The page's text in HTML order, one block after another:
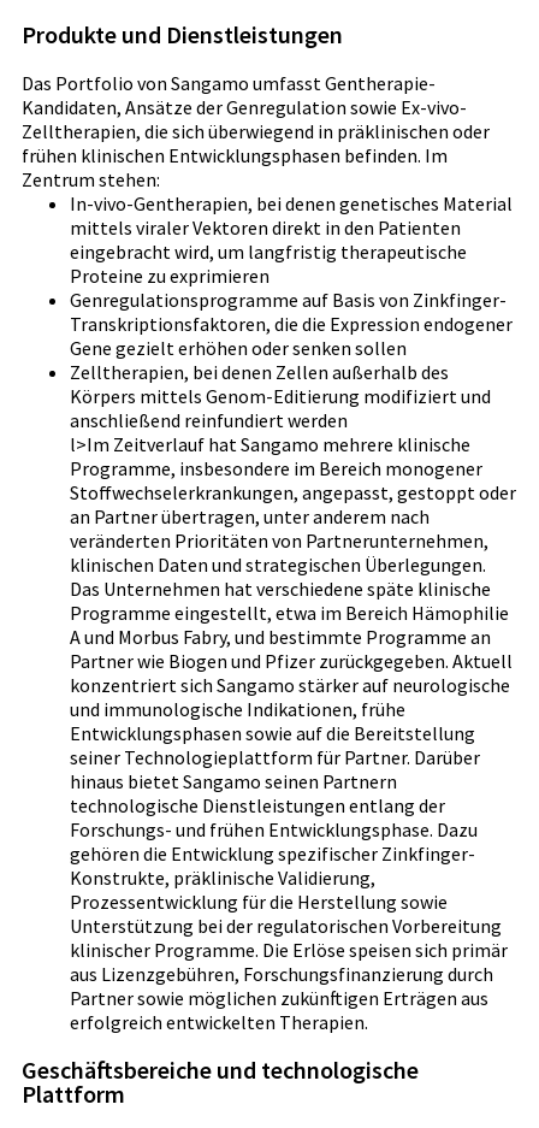
Produkte und Dienstleistungen
Das Portfolio von Sangamo umfasst Gentherapie-
Kandidaten, Ansätze der Genregulation sowie Ex-vivo-
Zelltherapien, die sich überwiegend in präklinischen oder
frühen klinischen Entwicklungsphasen befinden. Im
Zentrum stehen:
In-vivo-Gentherapien, bei denen genetisches Material
mittels viraler Vektoren direkt in den Patienten
eingebracht wird, um langfristig therapeutische
Proteine zu exprimieren
Genregulationsprogramme auf Basis von Zinkfinger-
Transkriptionsfaktoren, die die Expression endogener
Gene gezielt erhöhen oder senken sollen
Zelltherapien, bei denen Zellen außerhalb des
Körpers mittels Genom-Editierung modifiziert und
anschließend reinfundiert werden
l>Im Zeitverlauf hat Sangamo mehrere klinische
Programme, insbesondere im Bereich monogener
Stoffwechselerkrankungen, angepasst, gestoppt oder
an Partner übertragen, unter anderem nach
veränderten Prioritäten von Partnerunternehmen,
klinischen Daten und strategischen Überlegungen.
Das Unternehmen hat verschiedene späte klinische
Programme eingestellt, etwa im Bereich Hämophilie
A und Morbus Fabry, und bestimmte Programme an
Partner wie Biogen und Pfizer zurückgegeben. Aktuell
konzentriert sich Sangamo stärker auf neurologische
und immunologische Indikationen, frühe
Entwicklungsphasen sowie auf die Bereitstellung
seiner Technologieplattform für Partner. Darüber
hinaus bietet Sangamo seinen Partnern
technologische Dienstleistungen entlang der
Forschungs- und frühen Entwicklungsphase. Dazu
gehören die Entwicklung spezifischer Zinkfinger-
Konstrukte, präklinische Validierung,
Prozessentwicklung für die Herstellung sowie
Unterstützung bei der regulatorischen Vorbereitung
klinischer Programme. Die Erlöse speisen sich primär
aus Lizenzgebühren, Forschungsfinanzierung durch
Partner sowie möglichen zukünftigen Erträgen aus
erfolgreich entwickelten Therapien.
Geschäftsbereiche und technologische
Plattform